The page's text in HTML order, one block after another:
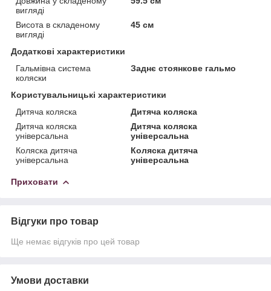
вигляді
Висота в складеному
вигляді
45 см
Додаткові характеристики
Гальмівна система
коляски
Заднє стоянкове гальмо
Користувальницькі характеристики
Дитяча коляска
Дитяча коляска
Дитяча коляска
універсальна
Дитяча коляска
універсальна
Коляска дитяча
універсальна
Коляска дитяча
універсальна
Приховати
Відгуки про товар
Ще немає відгуків про цей товар
Умови доставки